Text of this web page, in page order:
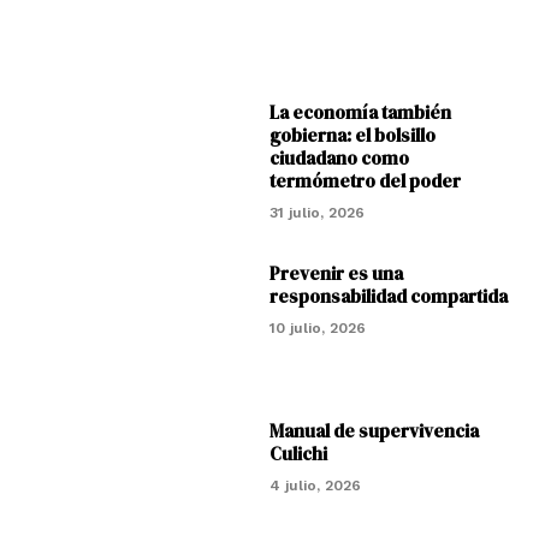
La economía también
gobierna: el bolsillo
ciudadano como
termómetro del poder
31 julio, 2026
Prevenir es una
responsabilidad compartida
10 julio, 2026
Manual de supervivencia
Culichi
4 julio, 2026